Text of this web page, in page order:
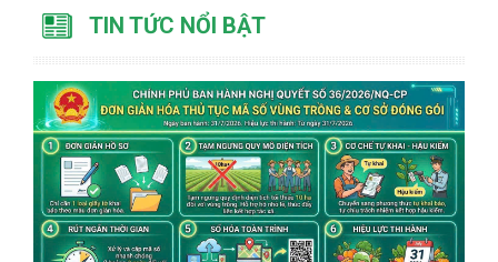
TIN TỨC NỔI BẬT